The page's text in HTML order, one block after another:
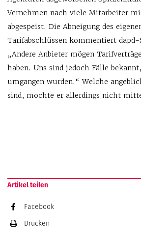
Vernehmen nach viele Mitarbeiter
abgespeist. Die Abneigung des
Tarifabschlüssen kommentiert dapd-
„Andere Anbieter mögen
haben. Uns sind jedoch Fälle
umgangen wurden.“ Welche
sind, mochte er allerdings nicht
Artikel teilen
Facebook
Drucken